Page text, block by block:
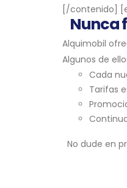
[/contenido]
Nunca
Alquimobil
Algunos de
Cada
Tarifas
No dude en